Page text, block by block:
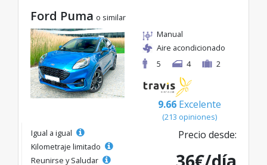
Ford Puma o similar
Manual
Aire acondicionado
5
4 2
9.66 Excelente
(213 opiniones)
Igual a igual
Kilometraje limitado
Reunirse y Saludar
Precio desde: